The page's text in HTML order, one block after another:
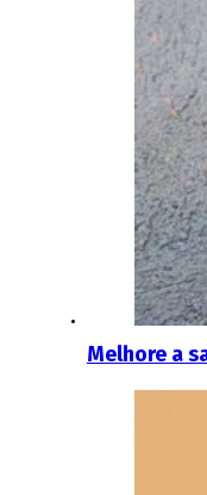
Melhore a